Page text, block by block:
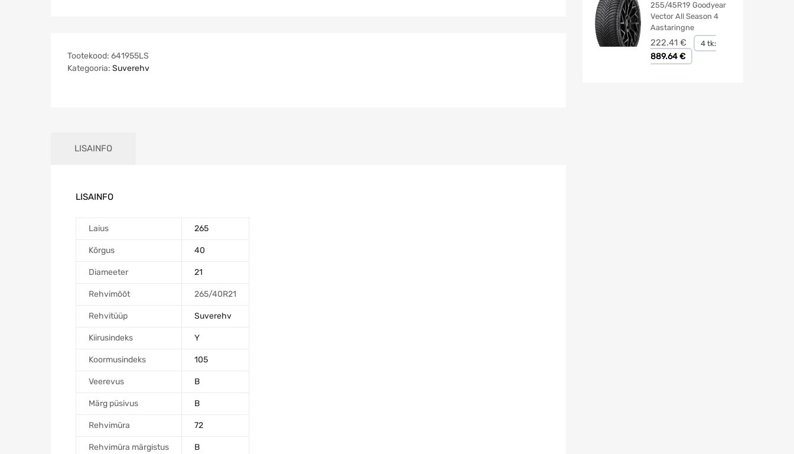
Tootekood: 641955LS
Kategooria: Suverehv
LISAINFO
LISAINFO
Laius 265
Kõrgus 40
Diameeter 21
Rehvimõõt 265/40R21
Rehvitüüp Suverehv
Kiirusindeks Y
Koormusindeks 105
Veerevus B
Märg püsivus B
Rehvimüra 72
Rehvimüra märgistus B
255/45R19 Goodyear
Vector All Season 4
Aastaringne
222.41 € 4 tk:
889.64 €